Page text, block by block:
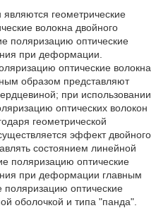
геометрические
волокна двойного
поляризацию оптические
при деформации.
оптические волокна
образом представляют
при использовании
оптических волокон
геометрической
эффект двойного
состоянием линейной
поляризацию оптические
при деформации главным
оптические
оболочкой и типа "панда".